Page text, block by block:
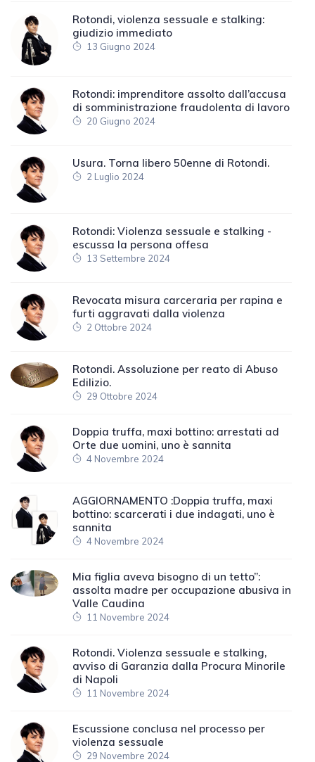
Rotondi, violenza sessuale e stalking:
giudizio immediato
13 Giugno 2024
Rotondi: imprenditore assolto dall’accusa
di somministrazione fraudolenta di lavoro
20 Giugno 2024
Usura. Torna libero 50enne di Rotondi.
2 Luglio 2024
Rotondi: Violenza sessuale e stalking -
escussa la persona offesa
13 Settembre 2024
Revocata misura carceraria per rapina e
furti aggravati dalla violenza
2 Ottobre 2024
Rotondi. Assoluzione per reato di Abuso
Edilizio.
29 Ottobre 2024
Doppia truffa, maxi bottino: arrestati ad
Orte due uomini, uno è sannita
4 Novembre 2024
AGGIORNAMENTO :Doppia truffa, maxi
bottino: scarcerati i due indagati, uno è
sannita
4 Novembre 2024
Mia figlia aveva bisogno di un tetto”:
assolta madre per occupazione abusiva in
Valle Caudina
11 Novembre 2024
Rotondi. Violenza sessuale e stalking,
avviso di Garanzia dalla Procura Minorile
di Napoli
11 Novembre 2024
Escussione conclusa nel processo per
violenza sessuale
29 Novembre 2024